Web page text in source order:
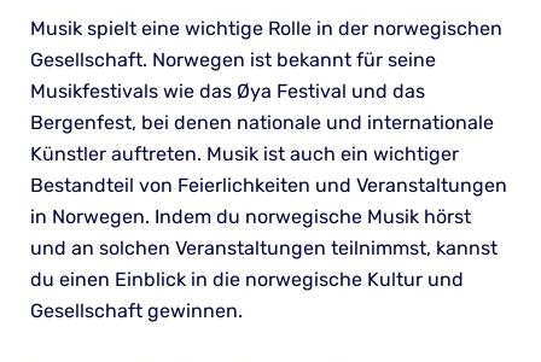
Musik spielt eine wichtige Rolle in der norwegischen
Gesellschaft. Norwegen ist bekannt für seine
Musikfestivals wie das Øya Festival und das
Bergenfest, bei denen nationale und internationale
Künstler auftreten. Musik ist auch ein wichtiger
Bestandteil von Feierlichkeiten und Veranstaltungen
in Norwegen. Indem du norwegische Musik hörst
und an solchen Veranstaltungen teilnimmst, kannst
du einen Einblick in die norwegische Kultur und
Gesellschaft gewinnen.